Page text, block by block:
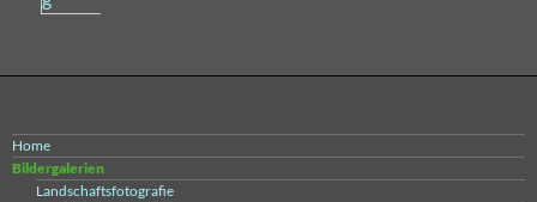
Home
Bildergalerien
Landschaftsfotografie